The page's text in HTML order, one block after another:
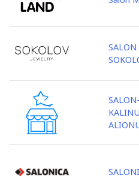
Fălești
Florești
Glodeni
Hîncești
Leova
Lipcani
Marculești
or. Vadul lui Vodă
ZityMall
SALON